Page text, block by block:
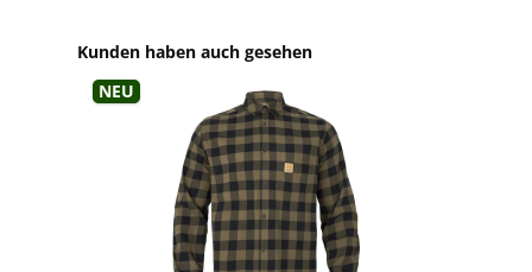
Produktgalerie überspringen
Kunden haben auch gesehen
Neu